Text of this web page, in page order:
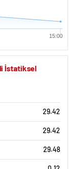
15:00
İstatiksel
29.42
29.42
29.48